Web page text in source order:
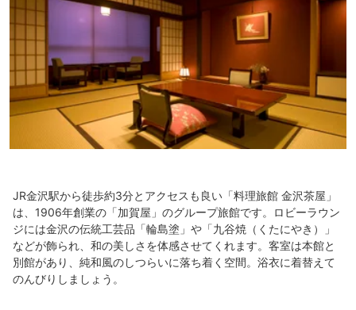
JR金沢駅から徒歩約3分とアクセスも良い「料理旅館 金沢茶屋」
は、1906年創業の「加賀屋」のグループ旅館です。ロビーラウン
ジには金沢の伝統工芸品「輪島塗」や「九谷焼（くたにやき）」
などが飾られ、和の美しさを体感させてくれます。客室は本館と
別館があり、純和風のしつらいに落ち着く空間。浴衣に着替えて
のんびりしましょう。